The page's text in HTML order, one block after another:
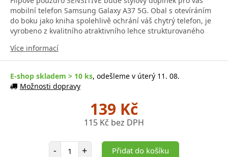
mobilní telefon Samsung Galaxy A37 5G. Obal s otevíráním
do boku jako kniha spolehlivě ochrání váš chytrý telefon, je
vyrobeno z kvalitního atraktivního lehce strukturovaného
Více informací
E-shop skladem > 10 ks, odešleme v úterý 11. 08.
Možnosti dopravy
139 Kč
115 Kč bez DPH
- Počet položek
+ Přidat do košíku